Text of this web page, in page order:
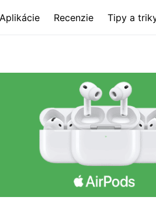
Aplikácie Recenzie Tipy a